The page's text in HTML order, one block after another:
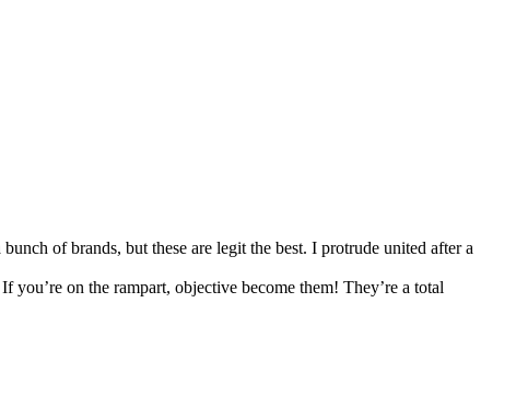
bunch of brands, but these are legit the best. I protrude united after a
on the rampart, objective become them! They’re a total